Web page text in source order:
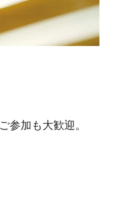
参加も大歓迎。